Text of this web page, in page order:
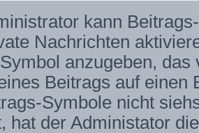
kann
Nachrichten
anzugeben,
Beitrags auf
Symbole nicht
hat der Administator